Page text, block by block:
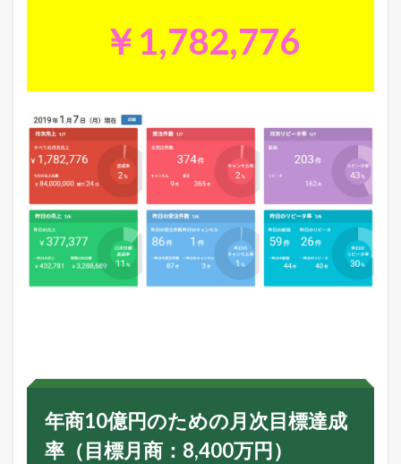
￥1,782,776
年商10億円のための月次目標達成
率（目標月商：8,400万円）